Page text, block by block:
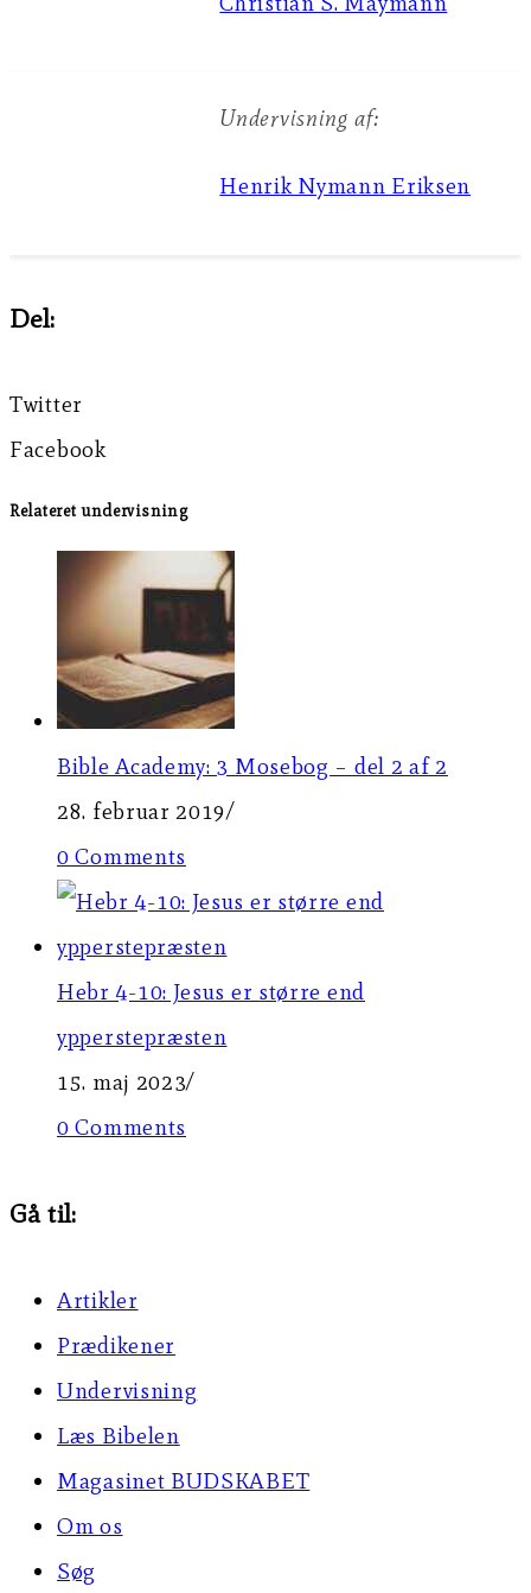
Undervisning af:
Henrik Nymann Eriksen
Del:
Twitter
Facebook
Relateret undervisning
Bible Academy: 3 Mosebog – del 2 af 2
28. februar 2019/
0 Comments
Hebr 4-10: Jesus er større end
ypperstepræsten
15. maj 2023/
0 Comments
Gå til:
Artikler
Prædikener
Undervisning
Læs Bibelen
Magasinet BUDSKABET
Om os
Søg